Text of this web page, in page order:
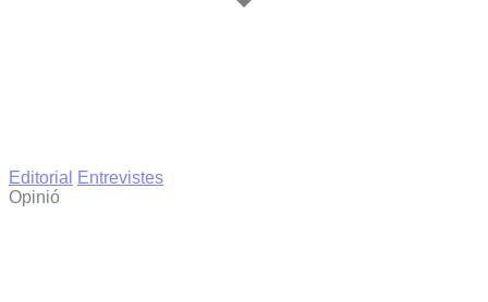
Editorial
Entrevistes
Opinió